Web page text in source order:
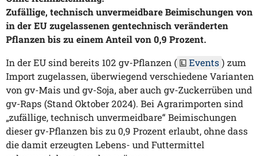
Zufällige, technisch unvermeidbare Beimischungen von
in der EU zugelassenen gentechnisch veränderten
Pflanzen bis zu einem Anteil von 0,9 Prozent.
In der EU sind bereits 102 gv-Pflanzen (
Events ) zum
Import zugelassen, überwiegend verschiedene Varianten
von gv-Mais und gv-Soja, aber auch gv-Zuckerrüben und
gv-Raps (Stand Oktober 2024). Bei Agrarimporten sind
„zufällige, technisch unvermeidbare“ Beimischungen
dieser gv-Pflanzen bis zu 0,9 Prozent erlaubt, ohne dass
die damit erzeugten Lebens- und Futtermittel